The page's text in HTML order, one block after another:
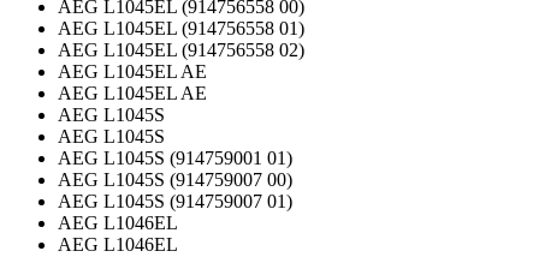
AEG L1045EL (914756558 00)
AEG L1045EL (914756558 01)
AEG L1045EL (914756558 02)
AEG L1045EL AE
AEG L1045EL AE
AEG L1045S
AEG L1045S
AEG L1045S (914759001 01)
AEG L1045S (914759007 00)
AEG L1045S (914759007 01)
AEG L1046EL
AEG L1046EL